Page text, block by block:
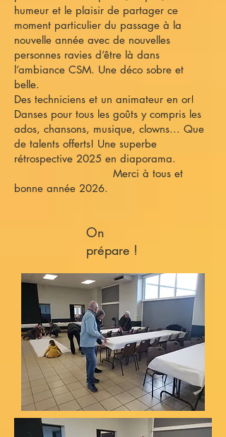
humeur et le plaisir de partager ce
moment particulier du passage à la
nouvelle année avec de nouvelles
personnes ravies d’être là dans
l’ambiance CSM. Une déco sobre et
belle.
Des techniciens et un animateur en or!
Danses pour tous les goûts y compris les
ados, chansons, musique, clowns... Que
de talents offerts! Une superbe
rétrospective 2025 en diaporama.
Merci à tous et
bonne année 2026.
On
prépare !